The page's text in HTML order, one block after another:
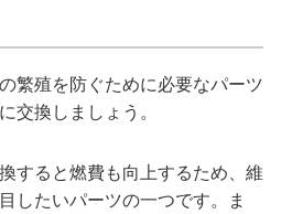
繁殖を防ぐために必要なパーツ
交換しましょう。
すると燃費も向上するため、維
したいパーツの一つです。ま